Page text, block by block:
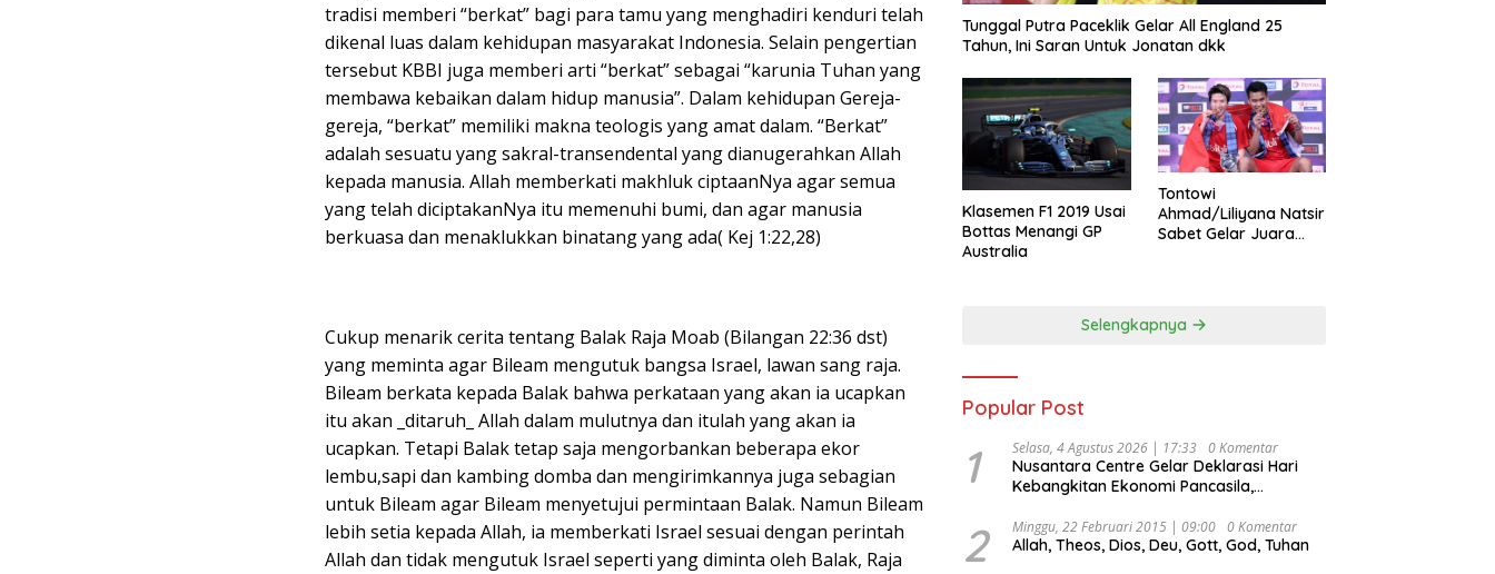
tradisi memberi “berkat” bagi para tamu yang menghadiri kenduri telah
dikenal luas dalam kehidupan masyarakat Indonesia. Selain pengertian
tersebut KBBI juga memberi arti “berkat” sebagai “karunia Tuhan yang
membawa kebaikan dalam hidup manusia”. Dalam kehidupan Gereja-
gereja, “berkat” memiliki makna teologis yang amat dalam. “Berkat”
adalah sesuatu yang sakral-transendental yang dianugerahkan Allah
kepada manusia. Allah memberkati makhluk ciptaanNya agar semua
yang telah diciptakanNya itu memenuhi bumi, dan agar manusia
berkuasa dan menaklukkan binatang yang ada( Kej 1:22,28)
Cukup menarik cerita tentang Balak Raja Moab (Bilangan 22:36 dst)
yang meminta agar Bileam mengutuk bangsa Israel, lawan sang raja.
Bileam berkata kepada Balak bahwa perkataan yang akan ia ucapkan
itu akan _ditaruh_ Allah dalam mulutnya dan itulah yang akan ia
ucapkan. Tetapi Balak tetap saja mengorbankan beberapa ekor
lembu,sapi dan kambing domba dan mengirimkannya juga sebagian
untuk Bileam agar Bileam menyetujui permintaan Balak. Namun Bileam
lebih setia kepada Allah, ia memberkati Israel sesuai dengan perintah
Allah dan tidak mengutuk Israel seperti yang diminta oleh Balak, Raja
Tunggal Putra Paceklik Gelar All England 25
Tahun, Ini Saran Untuk Jonatan dkk
Klasemen F1 2019 Usai
Bottas Menangi GP
Australia
Tontowi
Ahmad/Liliyana Natsir
Sabet Gelar Juara
Selengkapnya
Popular Post
1 Selasa, 4 Agustus 2026 | 17:33 0 Komentar
Nusantara Centre Gelar Deklarasi Hari
Kebangkitan Ekonomi Pancasila,
Djojohadikusumo Anti Penjajahan
(Pergolakan Ekonomi Politik Indonesia) &
2 Minggu, 22 Februari 2015 | 09:00 0 Komentar
Allah, Theos, Dios, Deu, Gott, God, Tuhan